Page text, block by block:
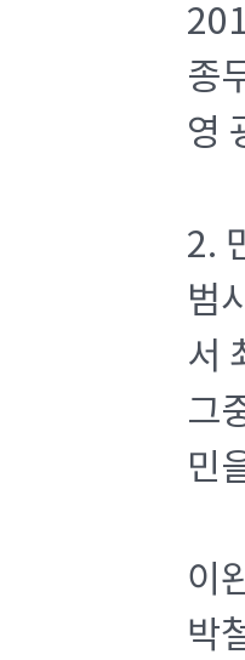
종
영
2.
범
서
그
민
이
박